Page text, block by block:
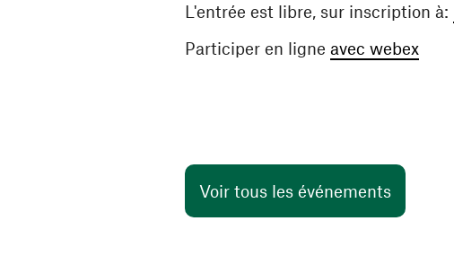
L'entrée est libre, sur inscription à:
Participer en ligne avec webex
Voir tous les événements